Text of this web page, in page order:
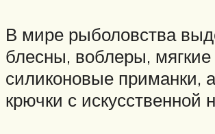
В мире рыболовства
блесны, воблеры, мягкие
силиконовые приманки,
крючки с искусственной